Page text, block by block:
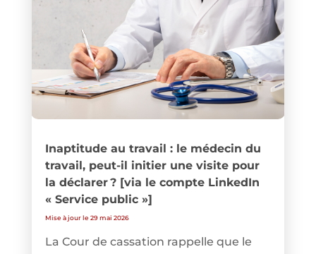
Inaptitude au travail : le médecin du
travail, peut-il initier une visite pour
la déclarer ? [via le compte LinkedIn
« Service public »]
Mise à jour le 29 mai 2026
La Cour de cassation rappelle que le